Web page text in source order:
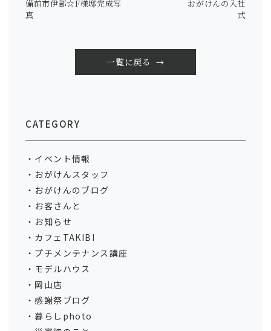
備前市伊部☆F様邸完成写
真
一覧に戻る
おがけんの入社
式
CATEGORY
イベント情報
おがけんスタッフ
おがけんのブログ
お客さんと
お知らせ
カフェTAKIBI
プチメンテナンス講座
モデルハウス
岡山店
感謝祭ブログ
暮らしphoto